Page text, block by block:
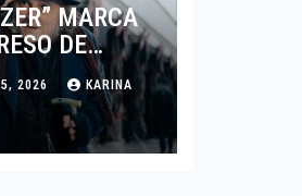
MARCA
DE
DEPP A
TRAS SU
EL CINE
2026 KARINA